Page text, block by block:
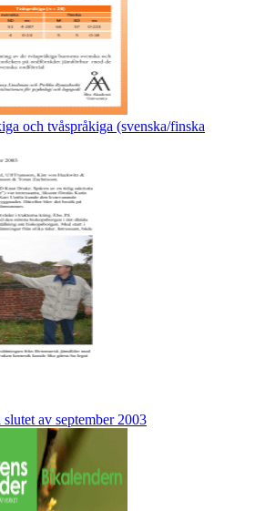
och tvåspråkiga (svenska/finska
av september 2003